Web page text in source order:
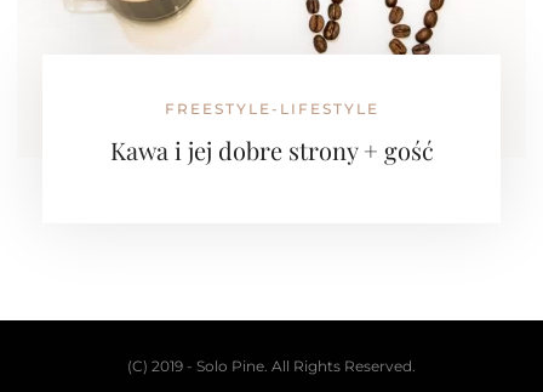
FREESTYLE-LIFESTYLE
Kawa i jej dobre strony + gość
(C) 2019 - Solo Pine. All Rights Reserved.